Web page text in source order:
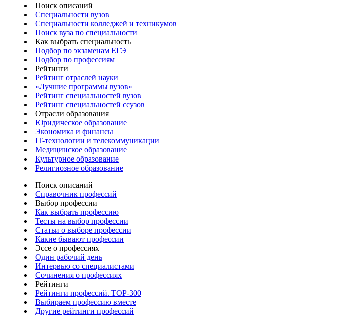
Поиск описаний
Специальности вузов
Специальности колледжей и техникумов
Поиск вуза по специальности
Как выбрать специальность
Подбор по экзаменам ЕГЭ
Подбор по профессиям
Рейтинги
Рейтинг отраслей науки
«Лучшие программы вузов»
Рейтинг специальностей вузов
Рейтинг специальностей ссузов
Отрасли образования
Юридическое образование
Экономика и финансы
IT-технологии и телекоммуникации
Медицинское образование
Культурное образование
Религиозное образование
Поиск описаний
Справочник профессий
Выбор профессии
Как выбрать профессию
Тесты на выбор профессии
Статьи о выборе профессии
Какие бывают профессии
Эссе о профессиях
Один рабочий день
Интервью со специалистами
Сочинения о профессиях
Рейтинги
Рейтинги профессий. TOP-300
Выбираем профессию вместе
Другие рейтинги профессий